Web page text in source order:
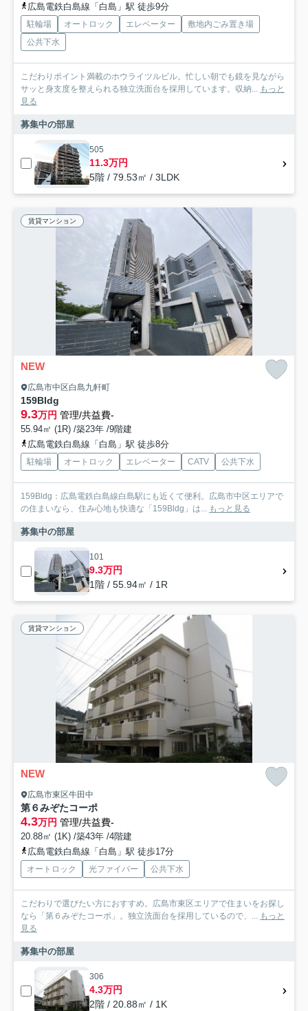
広島電鉄白島線「白島」駅 徒歩9分
駐輪場 オートロック エレベーター
敷地内ごみ置き場
公共下水
こだわりポイント満載のホウライツルビル。忙しい朝でも鏡を見ながら
サッと身支度を整えられる独立洗面台を採用しています。収納... もっと
見る
募集中の部屋
505
11.3万円
5階 / 79.53㎡ / 3LDK
賃貸マンション
NEW
広島市中区白島九軒町
159Bldg
9.3万円 管理/共益費-
55.94㎡ (1R) /築23年 /9階建
広島電鉄白島線「白島」駅 徒歩8分
駐輪場 オートロック エレベーター CATV 公共下水
159Bldg：広島電鉄白島線白島駅にも近くて便利。広島市中区エリアで
の住まいなら、住み心地も快適な「159Bldg」は... もっと見る
募集中の部屋
101
9.3万円
1階 / 55.94㎡ / 1R
賃貸マンション
NEW
広島市東区牛田中
第６みぞたコーポ
4.3万円 管理/共益費-
20.88㎡ (1K) /築43年 /4階建
広島電鉄白島線「白島」駅 徒歩17分
オートロック 光ファイバー 公共下水
こだわりで選びたい方におすすめ。広島市東区エリアで住まいをお探し
なら「第６みぞたコーポ」。独立洗面台を採用しているので、... もっと
見る
募集中の部屋
306
4.3万円
2階 / 20.88㎡ / 1K